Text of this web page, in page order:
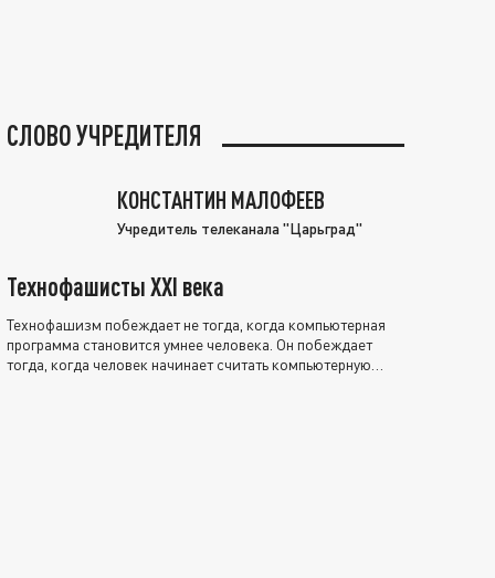
СЛОВО УЧРЕДИТЕЛЯ
КОНСТАНТИН МАЛОФЕЕВ
Учредитель телеканала "Царьград"
Технофашисты XXI века
Технофашизм побеждает не тогда, когда компьютерная
программа становится умнее человека. Он побеждает
тогда, когда человек начинает считать компьютерную